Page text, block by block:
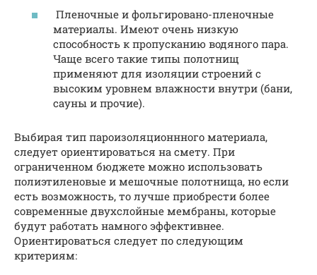
Пленочные и фольгировано-пленочные
материалы. Имеют очень низкую
способность к пропусканию водяного пара.
Чаще всего такие типы полотнищ
применяют для изоляции строений с
высоким уровнем влажности внутри (бани,
сауны и прочие).
Выбирая тип пароизоляционнного материала,
следует ориентироваться на смету. При
ограниченном бюджете можно использовать
полиэтиленовые и мешочные полотнища, но если
есть возможность, то лучше приобрести более
современные двухслойные мембраны, которые
будут работать намного эффективнее.
Ориентироваться следует по следующим
критериям: